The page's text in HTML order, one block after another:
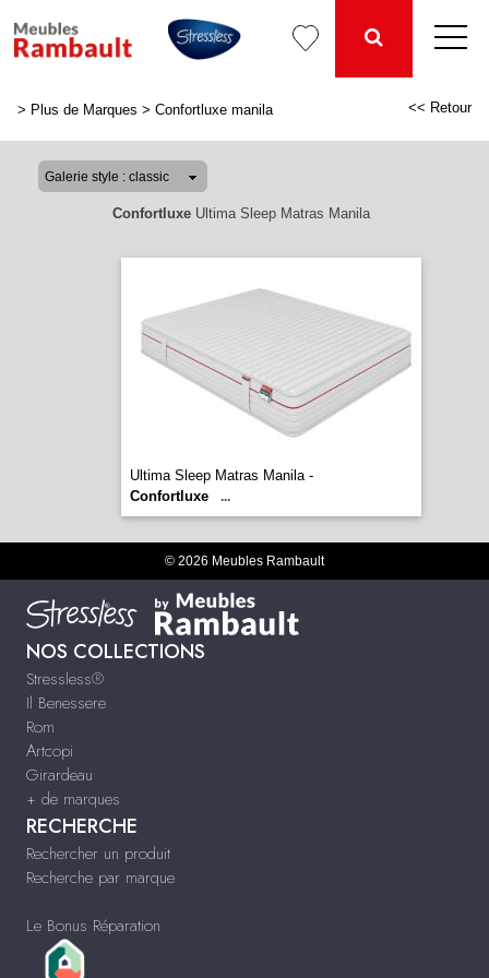
> Plus de Marques > Confortluxe manila << Retour
ConfortluxeUltima Sleep Matras Manila
Ultima Sleep Matras Manila -
Confortluxe
...
© 2026 Meubles Rambault
NOS COLLECTIONS
Stressless®
Il Benessere
Rom
Artcopi
Girardeau
+ de marques
RECHERCHE
Rechercher un produit
Recherche par marque
Le Bonus Réparation